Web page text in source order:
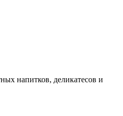
напитков, деликатесов и